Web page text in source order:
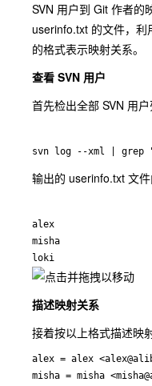
SVN 用户到 Git 作者的
userinfo.txt 的文件，利
的格式表示映射关系。
查看 SVN 用户
首先检出全部 SVN 用户
svn log --xml |
输出的 userinfo.txt 文件
alex
misha
loki
描述映射关系
接着按以上格式描述映
alex = alex
misha = misha